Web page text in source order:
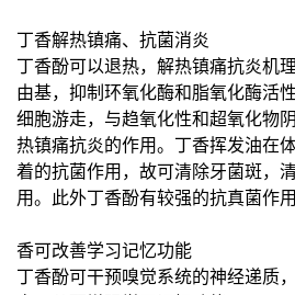
丁香解热镇痛、抗菌消炎
丁香酚可以退热，解热镇痛抗炎机
由基，抑制环氧化酶和脂氧化酶活
细胞游走，与趋氧化性和超氧化物
热镇痛抗炎的作用。丁香挥发油在
着的抗菌作用，故可清除牙菌斑，
用。此外丁香酚有较强的抗真菌作用
香可改善学习记忆功能
丁香酚可干预嗅觉系统的神经递质